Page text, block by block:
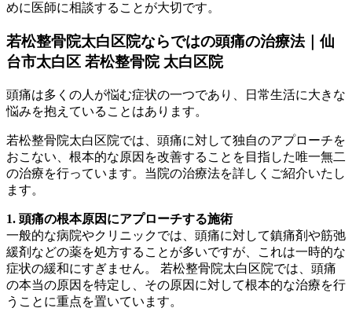
めに医師に相談することが大切です。
若松整骨院太白区院ならではの頭痛の治療法｜仙
台市太白区 若松整骨院 太白区院
頭痛は多くの人が悩む症状の一つであり、日常生活に大きな
悩みを抱えていることはあります。
若松整骨院太白区院では、頭痛に対して独自のアプローチを
おこない、根本的な原因を改善することを目指した唯一無二
の治療を行っています。当院の治療法を詳しくご紹介いたし
ます。
1. 頭痛の根本原因にアプローチする施術
一般的な病院やクリニックでは、頭痛に対して鎮痛剤や筋弛
緩剤などの薬を処方することが多いですが、これは一時的な
症状の緩和にすぎません。 若松整骨院太白区院では、頭痛
の本当の原因を特定し、その原因に対して根本的な治療を行
うことに重点を置いています。